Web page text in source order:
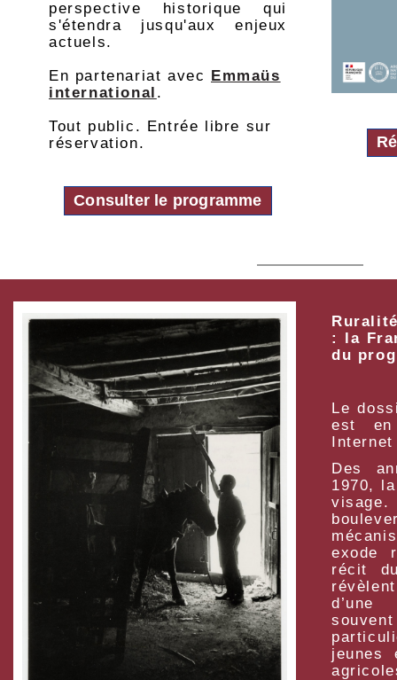
perspective historique qui
s'étendra jusqu'aux enjeux
actuels.
En partenariat avec Emmaüs
international .
Tout public. Entrée libre sur
réservation.
Consulter le programme
: la
du
Le
est
Des
1970,
exode
récit
d’une
jeunes